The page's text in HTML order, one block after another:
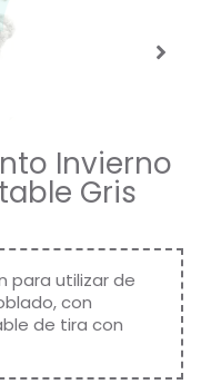
Invierno
Gris
para utilizar de
con
de tira con